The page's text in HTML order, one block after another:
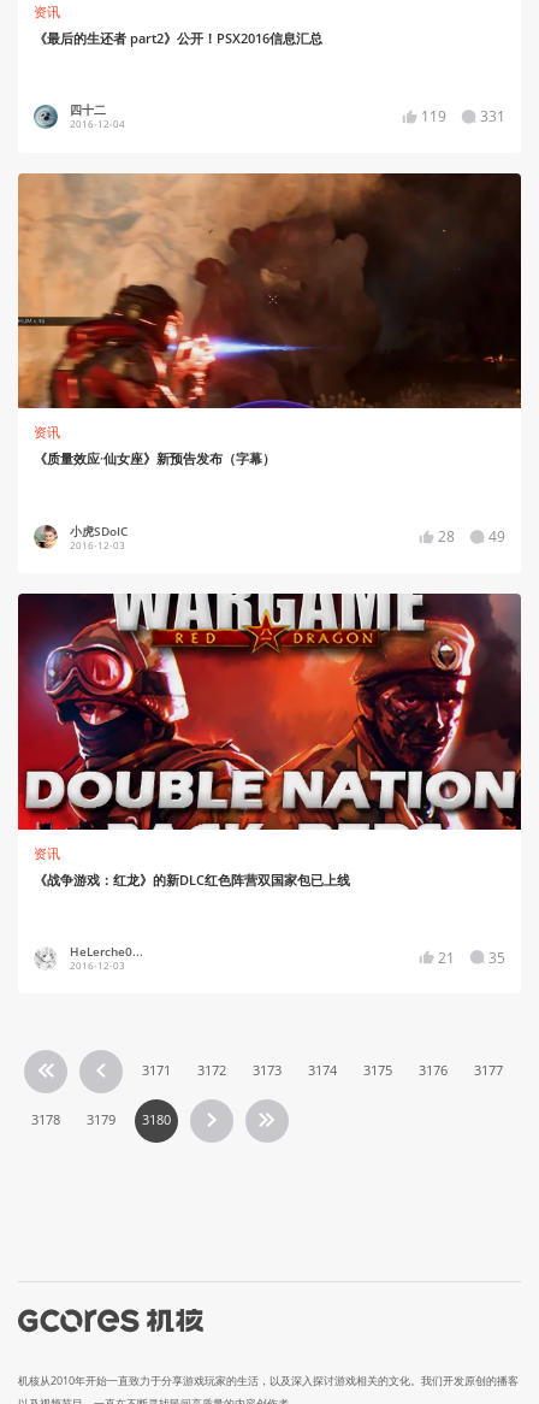
资讯
《最后的生还者 part2》公开！PSX2016信息汇总
四十二
2016-12-04 119 331
资讯
《质量效应·仙女座》新预告发布（字幕）
小虎SDoIC
2016-12-03 28 49
资讯
《战争游戏：红龙》的新DLC红色阵营双国家包已上线
HeLerche0...
2016-12-03 21 35
3171 3172 3173 3174 3175 3176 3177
3178 3179 3180
机核从2010年开始一直致力于分享游戏玩家的生活，以及深入探讨游戏相关的文化。我们开发原创的播客